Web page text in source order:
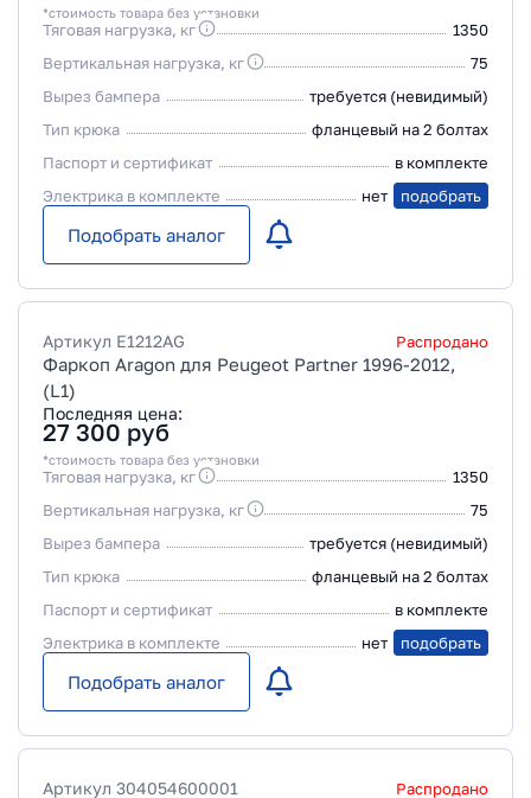
*стоимость товара без установки
Тяговая нагрузка, кг
1350
Вертикальная нагрузка, кг
75
Вырез бампера
требуется (невидимый)
Тип крюка
фланцевый на 2 болтах
Паспорт и сертификат
в комплекте
Электрика в комплекте
нет подобрать
Подобрать аналог
Артикул E1212AG Распродано
Фаркоп Aragon для Peugeot Partner 1996-2012,
(L1)
Последняя цена:
27 300 руб
*стоимость товара без установки
Тяговая нагрузка, кг
1350
Вертикальная нагрузка, кг
75
Вырез бампера
требуется (невидимый)
Тип крюка
фланцевый на 2 болтах
Паспорт и сертификат
в комплекте
Электрика в комплекте
нет подобрать
Подобрать аналог
Артикул 304054600001 Распродано